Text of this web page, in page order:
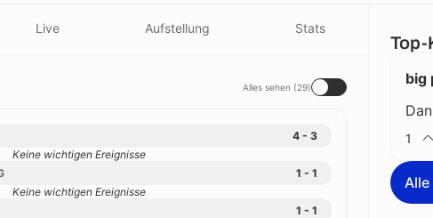
Live Aufstellung Stats
Alles sehen (29)
4 - 3
Keine wichtigen Ereignisse
1 - 1
Keine wichtigen Ereignisse
1 - 1
Top-
big
1
Alle